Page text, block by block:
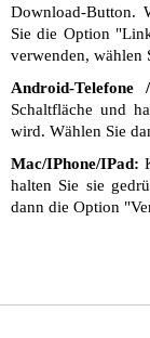
Download-Button.
Sie die Option
verwenden, wählen
Android-Telefone
Schaltfläche und
wird. Wählen Sie
Mac/IPhone/IPad:
halten Sie sie
dann die Option